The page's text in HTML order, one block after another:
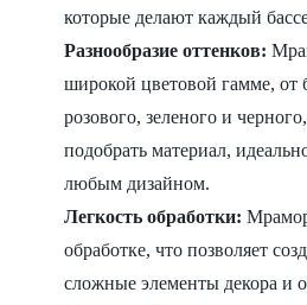
которые делают каждый
Разнообразие оттенков:
широкой цветовой гамме, от
розового, зеленого и
подобрать материал,
любым дизайном.
Легкость обработки:
обработке, что позволяет
сложные элементы декора и